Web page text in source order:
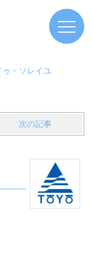
ゥ・ソレイユ
次の記事